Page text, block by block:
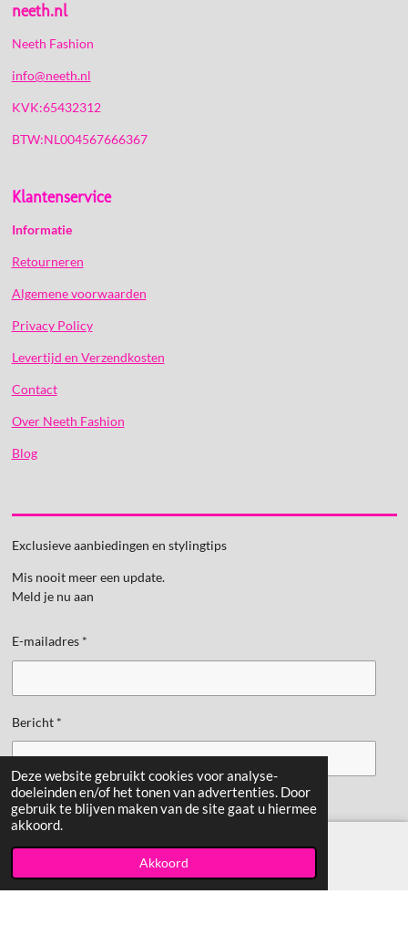
Deze website gebruikt cookies voor analyse-
doeleinden en/of het tonen van advertenties. Door
gebruik te blijven maken van de site gaat u hiermee
akkoord.
Akkoord
neeth.nl
Neeth Fashion
info@neeth.nl
KVK:65432312
BTW:NL004567666367
Klantenservice
Informatie
Retourneren
Algemene voorwaarden
Privacy Policy
Levertijd en Verzendkosten
Contact
Over Neeth Fashion
Blog
Exclusieve aanbiedingen en stylingtips
Mis nooit meer een update.
Meld je nu aan
E-mailadres *
Bericht *
Verzenden
gemaakt door:
E-mailadres